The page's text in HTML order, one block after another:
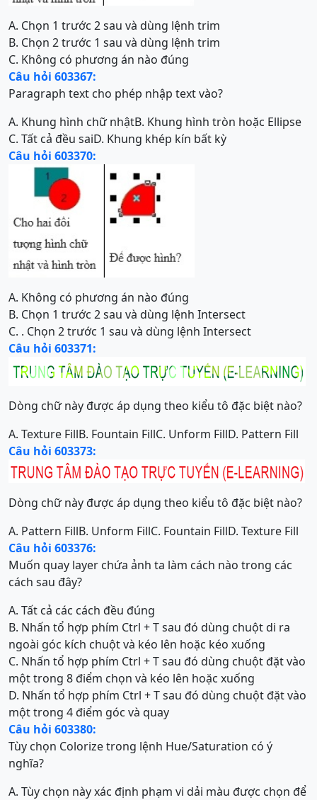
A. Chọn 1 trước 2 sau và dùng lệnh trim
B. Chọn 2 trước 1 sau và dùng lệnh trim
C. Không có phương án nào đúng
Câu hỏi 603367:
Paragraph text cho phép nhập text vào?
A. Khung hình chữ nhậtB. Khung hình tròn hoặc Ellipse
C. Tất cả đều saiD. Khung khép kín bất kỳ
Câu hỏi 603370:
A. Không có phương án nào đúng
B. Chọn 1 trước 2 sau và dùng lệnh Intersect
C. . Chọn 2 trước 1 sau và dùng lệnh Intersect
Câu hỏi 603371:
Dòng chữ này được áp dụng theo kiểu tô đặc biệt nào?
A. Texture FillB. Fountain FillC. Unform FillD. Pattern Fill
Câu hỏi 603373:
Dòng chữ này được áp dụng theo kiểu tô đặc biệt nào?
A. Pattern FillB. Unform FillC. Fountain FillD. Texture Fill
Câu hỏi 603376:
Muốn quay layer chứa ảnh ta làm cách nào trong các
cách sau đây?
A. Tất cả các cách đều đúng
B. Nhấn tổ hợp phím Ctrl + T sau đó dùng chuột di ra
ngoài góc kích chuột và kéo lên hoặc kéo xuống
C. Nhấn tổ hợp phím Ctrl + T sau đó dùng chuột đặt vào
một trong 8 điểm chọn và kéo lên hoặc xuống
D. Nhấn tổ hợp phím Ctrl + T sau đó dùng chuột đặt vào
một trong 4 điểm góc và quay
Câu hỏi 603380:
Tùy chọn Colorize trong lệnh Hue/Saturation có ý
nghĩa?
A. Tùy chọn này xác định phạm vi dải màu được chọn để